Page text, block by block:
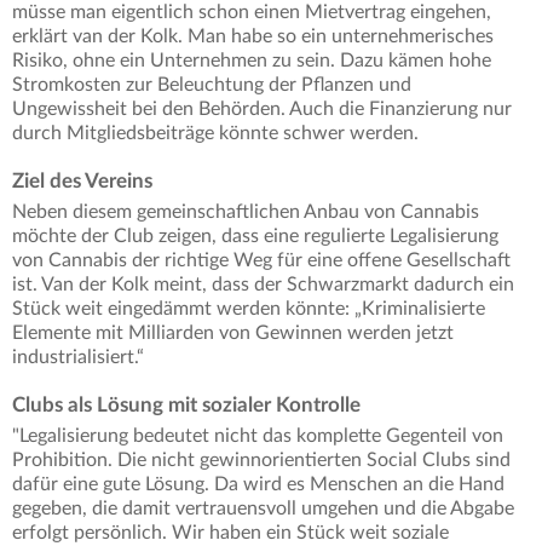
müsse man eigentlich schon einen Mietvertrag eingehen,
erklärt van der Kolk. Man habe so ein unternehmerisches
Risiko, ohne ein Unternehmen zu sein. Dazu kämen hohe
Stromkosten zur Beleuchtung der Pflanzen und
Ungewissheit bei den Behörden. Auch die Finanzierung nur
durch Mitgliedsbeiträge könnte schwer werden.
Ziel des Vereins
Neben diesem gemeinschaftlichen Anbau von Cannabis
möchte der Club zeigen, dass eine regulierte Legalisierung
von Cannabis der richtige Weg für eine offene Gesellschaft
ist. Van der Kolk meint, dass der Schwarzmarkt dadurch ein
Stück weit eingedämmt werden könnte: „Kriminalisierte
Elemente mit Milliarden von Gewinnen werden jetzt
industrialisiert.“
Clubs als Lösung mit sozialer Kontrolle
"Legalisierung bedeutet nicht das komplette Gegenteil von
Prohibition. Die nicht gewinnorientierten Social Clubs sind
dafür eine gute Lösung. Da wird es Menschen an die Hand
gegeben, die damit vertrauensvoll umgehen und die Abgabe
erfolgt persönlich. Wir haben ein Stück weit soziale